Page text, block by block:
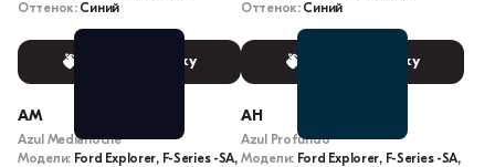
Оттенок: Синий
Выбрать краску
Оттенок: Синий
Выбрать краску
AM
Azul Medianoche
Модели: Ford Explorer, F-Series -SA,
AH
Azul Profundo
Модели: Ford Explorer, F-Series -SA,